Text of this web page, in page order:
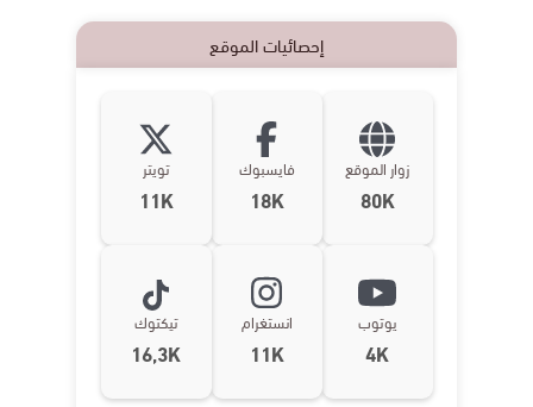
إحصائيات الموقع
زوار الموقع
80K
فايسبوك
18K
تويتر
11K
يوتوب
4K
انستغرام
11K
تيكتوك
16,3K